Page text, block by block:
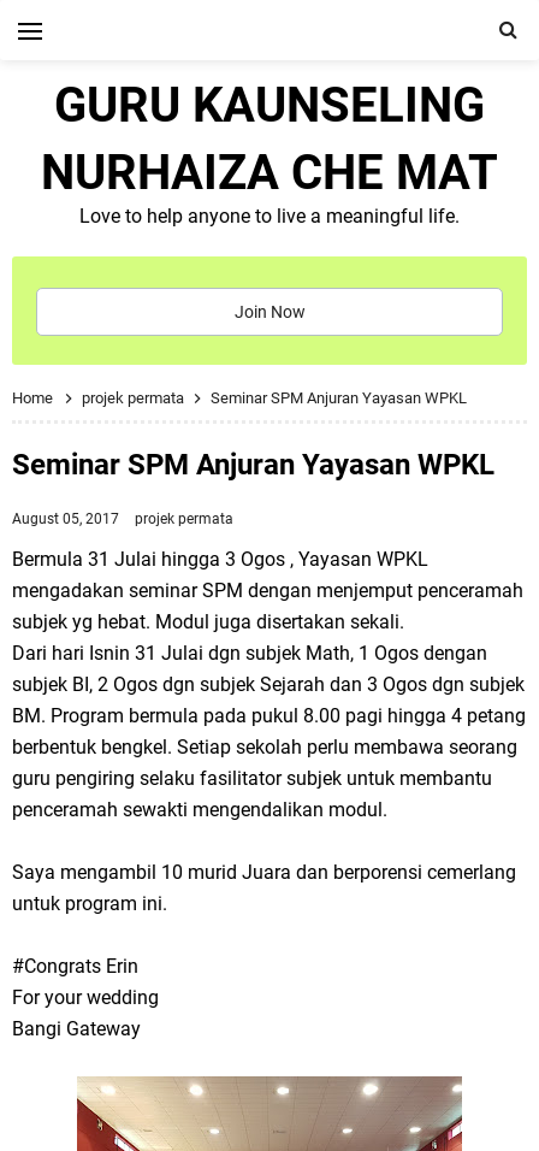
GURU KAUNSELING
NURHAIZA CHE MAT
Love to help anyone to live a meaningful life.
Join Now
Home projek permata Seminar SPM Anjuran Yayasan WPKL
Seminar SPM Anjuran Yayasan WPKL
August 05, 2017 projek permata
Bermula 31 Julai hingga 3 Ogos , Yayasan WPKL
mengadakan seminar SPM dengan menjemput penceramah
subjek yg hebat. Modul juga disertakan sekali.
Dari hari Isnin 31 Julai dgn subjek Math, 1 Ogos dengan
subjek BI, 2 Ogos dgn subjek Sejarah dan 3 Ogos dgn subjek
BM. Program bermula pada pukul 8.00 pagi hingga 4 petang
berbentuk bengkel. Setiap sekolah perlu membawa seorang
guru pengiring selaku fasilitator subjek untuk membantu
penceramah sewakti mengendalikan modul.
Saya mengambil 10 murid Juara dan berporensi cemerlang
untuk program ini.
#Congrats Erin
For your wedding
Bangi Gateway